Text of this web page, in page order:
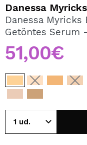
Durch die Erstellung
können Sie Ihre
Bestellungen
einsehen.
Danessa
Danessa
Getöntes Serum
51,00€